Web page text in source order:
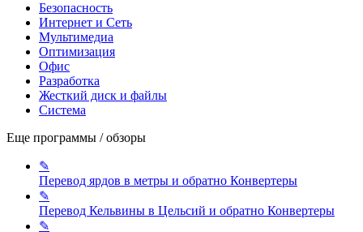
Безопасность
Интернет и Сеть
Мультимедиа
Оптимизация
Офис
Разработка
Жесткий диск и файлы
Система
Еще программы / обзоры
✎
Перевод ярдов в метры и обратно Конвертеры
✎
Перевод Кельвины в Цельсий и обратно Конвертеры
✎